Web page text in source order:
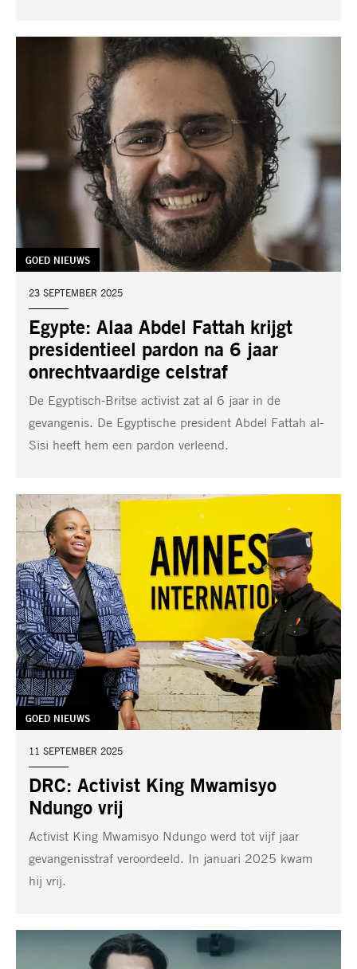
Egypte: Alaa Abdel Fattah krijgt
presidentieel pardon na 6 jaar
onrechtvaardige celstraf
TAG:
GOED NIEUWS
DATUM:
23 SEPTEMBER 2025
De Egyptisch-Britse activist zat al 6 jaar in de
gevangenis. De Egyptische president Abdel Fattah al-
Sisi heeft hem een pardon verleend.
DRC: Activist King Mwamisyo
Ndungo vrij
TAG:
GOED NIEUWS
DATUM:
11 SEPTEMBER 2025
Activist King Mwamisyo Ndungo werd tot vijf jaar
gevangenisstraf veroordeeld. In januari 2025 kwam
hij vrij.